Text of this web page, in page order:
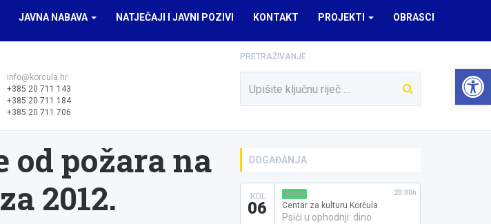
JAVNA NABAVA NATJEČAJI I JAVNI POZIVI KONTAKT PROJEKTI OBRASCI
info@korcula.hr
+385 20 711 143
+385 20 711 184
+385 20 711 706
PRETRAŽIVANJE
od požara na
2012.
DOGAĐANJA
KOL
06
KINO
Centar za kulturu Korčula
Psići u ophodnji: dino
20:00h